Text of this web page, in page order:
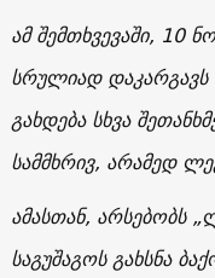
ამ შემთხვევაში, 10
სრულიად დაკარგავს
გახდება სხვა
სამმხრივ, არამედ
ამასთან, არსებობს
საგუშაგოს გახსნა